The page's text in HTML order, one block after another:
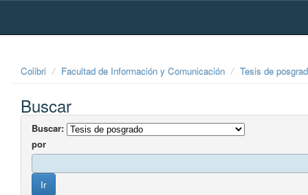
Skip
Colibri Facultad de Información y Comunicación Tesis de
Buscar
Buscar:
por